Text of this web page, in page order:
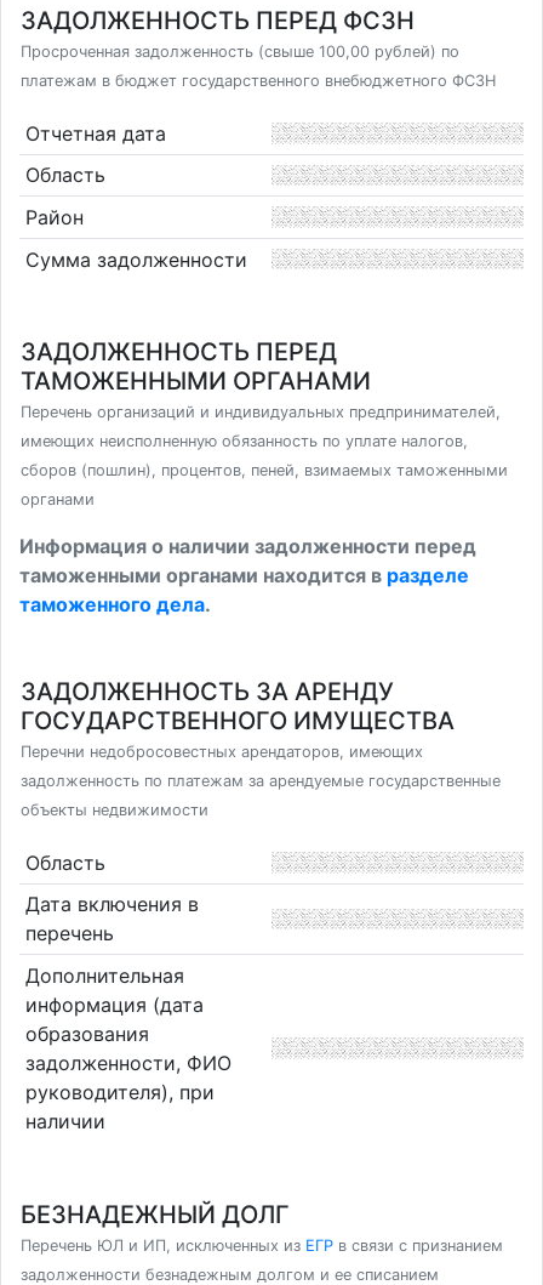
ЗАДОЛЖЕННОСТЬ ПЕРЕД ФСЗН
Просроченная задолженность (свыше 100,00 рублей) по
платежам в бюджет государственного внебюджетного ФСЗН
Отчетная дата
Область
Район
Сумма задолженности
ЗАДОЛЖЕННОСТЬ ПЕРЕД
ТАМОЖЕННЫМИ ОРГАНАМИ
Перечень организаций и индивидуальных предпринимателей,
имеющих неисполненную обязанность по уплате налогов,
сборов (пошлин), процентов, пеней, взимаемых таможенными
органами
Информация о наличии задолженности перед
таможенными органами находится в разделе
таможенного дела.
ЗАДОЛЖЕННОСТЬ ЗА АРЕНДУ
ГОСУДАРСТВЕННОГО ИМУЩЕСТВА
Перечни недобросовестных арендаторов, имеющих
задолженность по платежам за арендуемые государственные
объекты недвижимости
Область
Дата включения в
перечень
Дополнительная
информация (дата
образования
задолженности, ФИО
руководителя), при
наличии
БЕЗНАДЕЖНЫЙ ДОЛГ
Перечень ЮЛ и ИП, исключенных из ЕГР в связи с признанием
задолженности безнадежным долгом и ее списанием